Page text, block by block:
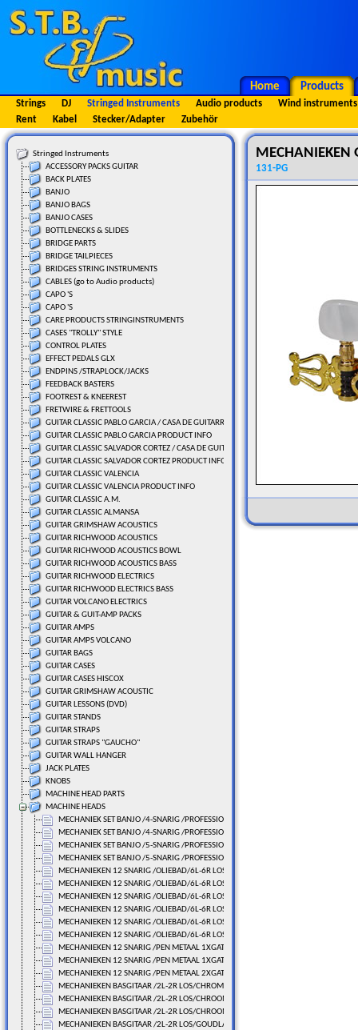
Home Products
Strings DJ Stringed Instruments Audio products
Wind instruments
Rent
Kabel Stecker/Adapter Zubehör
Stringed Instruments
ACCESSORY PACKS GUITAR
BACK PLATES
BANJO
BANJO BAGS
BANJO CASES
BOTTLENECKS & SLIDES
BRIDGE PARTS
BRIDGE TAILPIECES
BRIDGES STRING INSTRUMENTS
CABLES (go to Audio products)
CAPO 'S
CAPO 'S
CARE PRODUCTS STRINGINSTRUMENTS
CASES "TROLLY" STYLE
CONTROL PLATES
EFFECT PEDALS GLX
ENDPINS /STRAPLOCK/JACKS
FEEDBACK BASTERS
FOOTREST & KNEEREST
FRETWIRE & FRETTOOLS
GUITAR CLASSIC PABLO GARCIA / CASA DE GUITARRAS
GUITAR CLASSIC PABLO GARCIA PRODUCT INFO
GUITAR CLASSIC SALVADOR CORTEZ / CASA DE GUITARRAS
GUITAR CLASSIC SALVADOR CORTEZ PRODUCT INFO
GUITAR CLASSIC VALENCIA
GUITAR CLASSIC VALENCIA PRODUCT INFO
GUITAR CLASSIC A.M.
GUITAR CLASSIC ALMANSA
GUITAR GRIMSHAW ACOUSTICS
GUITAR RICHWOOD ACOUSTICS
GUITAR RICHWOOD ACOUSTICS BOWL
GUITAR RICHWOOD ACOUSTICS BASS
GUITAR RICHWOOD ELECTRICS
GUITAR RICHWOOD ELECTRICS BASS
GUITAR VOLCANO ELECTRICS
GUITAR & GUIT-AMP PACKS
GUITAR AMPS
GUITAR AMPS VOLCANO
GUITAR BAGS
GUITAR CASES
GUITAR CASES HISCOX
GUITAR GRIMSHAW ACOUSTIC
GUITAR LESSONS (DVD)
GUITAR STANDS
GUITAR STRAPS
GUITAR STRAPS "GAUCHO"
GUITAR WALL HANGER
JACK PLATES
KNOBS
MACHINE HEAD PARTS
MACHINE HEADS
MECHANIEK SET BANJO /4-SNARIG /PROFESSIONAL
MECHANIEK SET BANJO /4-SNARIG /PROFESSIONAL
MECHANIEK SET BANJO /5-SNARIG /PROFESSIONAL
MECHANIEK SET BANJO /5-SNARIG /PROFESSIONAL
MECHANIEKEN 12 SNARIG /OLIEBAD/6L-6R LOS/CHROME
MECHANIEKEN 12 SNARIG /OLIEBAD/6L-6R LOS/CHROME
MECHANIEKEN 12 SNARIG /OLIEBAD/6L-6R LOS/GOUDLAK
MECHANIEKEN 12 SNARIG /OLIEBAD/6L-6R LOS/GOUDLAK
MECHANIEKEN 12 SNARIG /OLIEBAD/6L-6R LOS/ZWART
MECHANIEKEN 12 SNARIG /OLIEBAD/6L-6R LOS/ZWART
MECHANIEKEN 12 SNARIG /PEN METAAL 1XGAT/116,6 MM.
MECHANIEKEN 12 SNARIG /PEN METAAL 1XGAT/116,6 MM.
MECHANIEKEN 12 SNARIG /PEN METAAL 2XGAT/125,0 MM.
MECHANIEKEN BASGITAAR /2L-2R LOS/CHROME
MECHANIEKEN BASGITAAR /2L-2R LOS/CHROOM
MECHANIEKEN BASGITAAR /2L-2R LOS/CHROOM
MECHANIEKEN BASGITAAR /2L-2R LOS/GOUDLAK
131-PG